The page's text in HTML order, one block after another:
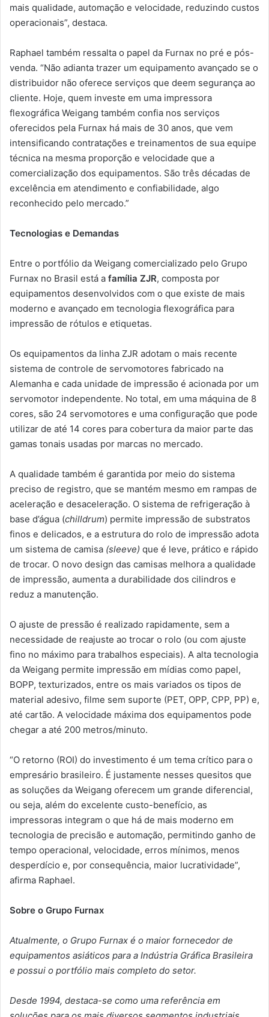
mais qualidade, automação e velocidade, reduzindo custos
operacionais”, destaca.
Raphael também ressalta o papel da Furnax no pré e pós-
venda. “Não adianta trazer um equipamento avançado se o
distribuidor não oferece serviços que deem segurança ao
cliente. Hoje, quem investe em uma impressora
flexográfica Weigang também confia nos serviços
oferecidos pela Furnax há mais de 30 anos, que vem
intensificando contratações e treinamentos de sua equipe
técnica na mesma proporção e velocidade que a
comercialização dos equipamentos. São três décadas de
excelência em atendimento e confiabilidade, algo
reconhecido pelo mercado.”
Tecnologias e Demandas
Entre o portfólio da Weigang comercializado pelo Grupo
Furnax no Brasil está a família ZJR, composta por
equipamentos desenvolvidos com o que existe de mais
moderno e avançado em tecnologia flexográfica para
impressão de rótulos e etiquetas.
Os equipamentos da linha ZJR adotam o mais recente
sistema de controle de servomotores fabricado na
Alemanha e cada unidade de impressão é acionada por um
servomotor independente. No total, em uma máquina de 8
cores, são 24 servomotores e uma configuração que pode
utilizar de até 14 cores para cobertura da maior parte das
gamas tonais usadas por marcas no mercado.
A qualidade também é garantida por meio do sistema
preciso de registro, que se mantém mesmo em rampas de
aceleração e desaceleração. O sistema de refrigeração à
base d’água (chilldrum) permite impressão de substratos
finos e delicados, e a estrutura do rolo de impressão adota
um sistema de camisa (sleeve) que é leve, prático e rápido
de trocar. O novo design das camisas melhora a qualidade
de impressão, aumenta a durabilidade dos cilindros e
reduz a manutenção.
O ajuste de pressão é realizado rapidamente, sem a
necessidade de reajuste ao trocar o rolo (ou com ajuste
fino no máximo para trabalhos especiais). A alta tecnologia
da Weigang permite impressão em mídias como papel,
BOPP, texturizados, entre os mais variados os tipos de
material adesivo, filme sem suporte (PET, OPP, CPP, PP) e,
até cartão. A velocidade máxima dos equipamentos pode
chegar a até 200 metros/minuto.
“O retorno (ROI) do investimento é um tema crítico para o
empresário brasileiro. É justamente nesses quesitos que
as soluções da Weigang oferecem um grande diferencial,
ou seja, além do excelente custo-benefício, as
impressoras integram o que há de mais moderno em
tecnologia de precisão e automação, permitindo ganho de
tempo operacional, velocidade, erros mínimos, menos
desperdício e, por consequência, maior lucratividade”,
afirma Raphael.
Sobre o Grupo Furnax
Atualmente, o Grupo Furnax é o maior fornecedor de
equipamentos asiáticos para a Indústria Gráfica Brasileira
e possui o portfólio mais completo do setor.
Desde 1994, destaca-se como uma referência em